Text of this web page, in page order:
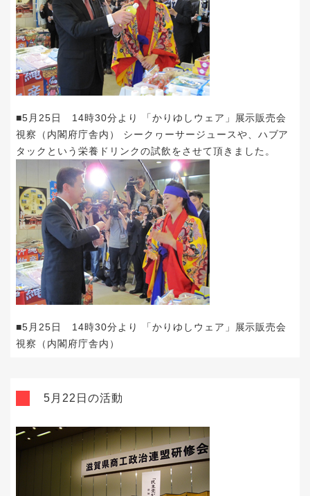
■5月25日 14時30分より 「かりゆしウェア」展示販売会
視察（内閣府庁舎内） シークヮーサージュースや、ハブア
タックという栄養ドリンクの試飲をさせて頂きました。
■5月25日 14時30分より 「かりゆしウェア」展示販売会
視察（内閣府庁舎内）
5月22日の活動